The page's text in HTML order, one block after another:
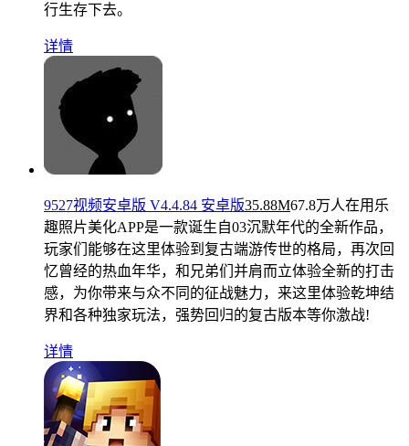
行生存下去。
详情
9527视频安卓版 V4.4.84 安卓版35.88M67.8万人在用 乐
趣照片美化APP是一款诞生自03沉默年代的全新作品，
玩家们能够在这里体验到复古端游传世的格局，再次回
忆曾经的热血年华，和兄弟们并肩而立体验全新的打击
感，为你带来与众不同的征战魅力，来这里体验乾坤结
界和各种独家玩法，强势回归的复古版本等你激战!
详情